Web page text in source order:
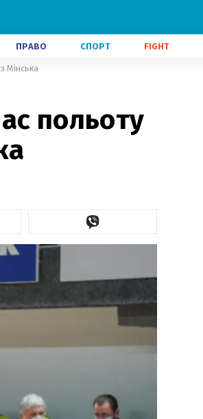
ПРАВО СПОРТ FIGHT
Мінська
польоту